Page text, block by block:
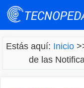
Saltar
Estás aquí: Inicio
de las